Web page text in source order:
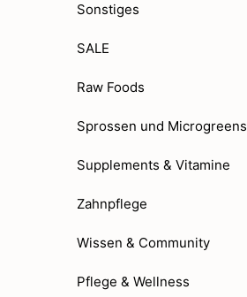
Sonstiges
SALE
Raw Foods
Sprossen und Microgreens
Supplements & Vitamine
Zahnpflege
Wissen & Community
Pflege & Wellness